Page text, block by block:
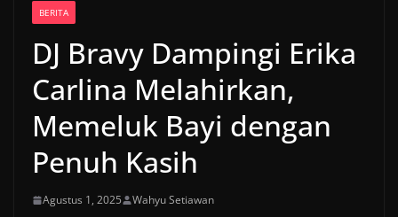
BERITA
DJ Bravy Dampingi Erika
Carlina Melahirkan,
Memeluk Bayi dengan
Penuh Kasih
Agustus 1, 2025 Wahyu Setiawan